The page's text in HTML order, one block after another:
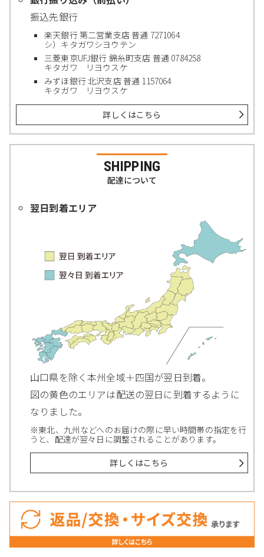
振込先銀行
楽天銀行 第二営業支店 普通 7271064
シ）キタガワシヨウテン
三菱東京UFJ銀行 錦糸町支店 普通 0784258
キタガワ リヨウスケ
みずほ銀行 北沢支店 普通 1157064
キタガワ リヨウスケ
詳しくはこちら
SHIPPING
配達について
翌日到着エリア
山口県を除く本州全域＋四国が翌日到着。
図の黄色のエリアは配送の翌日に到着するように
なりました。
※東北、九州などへのお届けの際に早い時間帯の指定を行
うと、配達が翌々日に調整されることがあります。
詳しくはこちら